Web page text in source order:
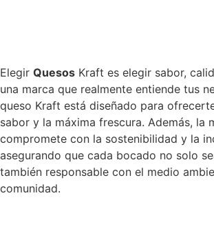
Elegir Quesos Kraft es elegir sabor,
una marca que realmente entiende tus
queso Kraft está diseñado para
sabor y la máxima frescura. Además, la
compromete con la sostenibilidad y la
asegurando que cada bocado no solo
también responsable con el medio
comunidad​.